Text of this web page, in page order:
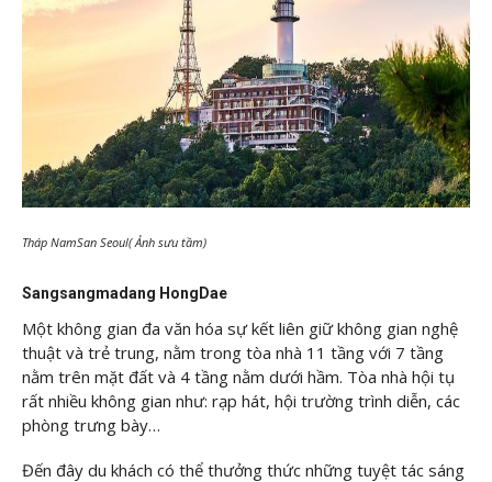
Tháp NamSan Seoul( Ảnh sưu tầm)
Sangsangmadang HongDae
Một không gian đa văn hóa sự kết liên giữ không gian nghệ
thuật và trẻ trung, nằm trong tòa nhà 11 tầng với 7 tầng
nằm trên mặt đất và 4 tầng nằm dưới hầm. Tòa nhà hội tụ
rất nhiều không gian như: rạp hát, hội trường trình diễn, các
phòng trưng bày…
Đến đây du khách có thể thưởng thức những tuyệt tác sáng